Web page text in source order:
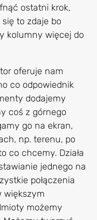
ostatni krok,
to zdaje bo
kolumny więcej do
oferuje nam
co odpowiednik
dodajemy
coś z górnego
go na ekran,
np. terenu, po
co chcemy. Działa
jednego na
połączenia
większym
możemy